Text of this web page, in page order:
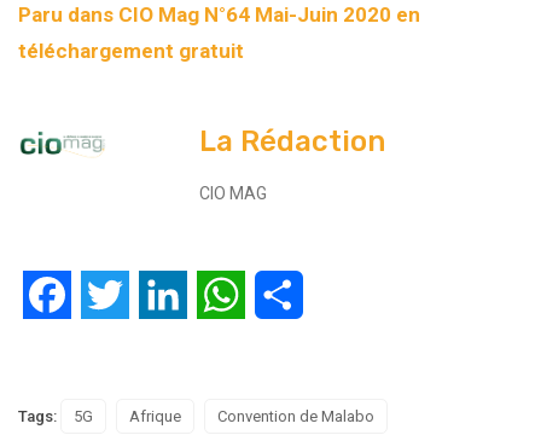
Paru dans CIO Mag N°64 Mai-Juin 2020 en
téléchargement gratuit
La Rédaction
CIO MAG
FacebookTwitter LinkedIn WhatsApp
Tags: 5G Afrique Convention de Malabo